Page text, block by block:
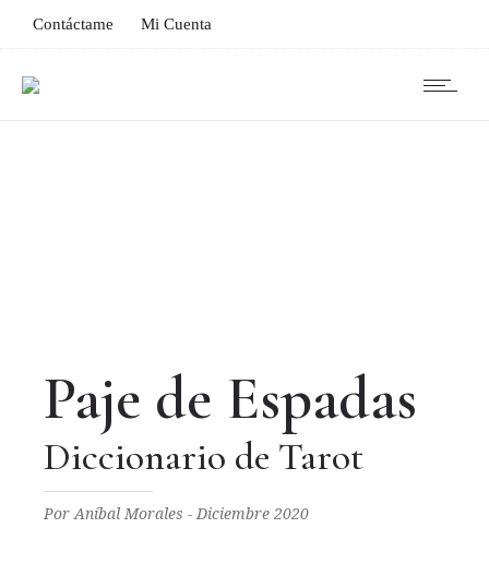
Contáctame Mi Cuenta
Paje de Espadas
Diccionario de Tarot
Por Aníbal Morales - Diciembre 2020